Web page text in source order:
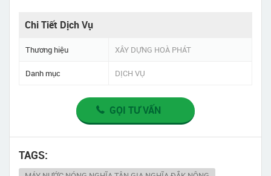
Chi Tiết Dịch Vụ
Thương hiệu XÂY DỰNG HOÀ PHÁT
Danh mục DỊCH VỤ
GỌI TƯ VẤN
TAGS: